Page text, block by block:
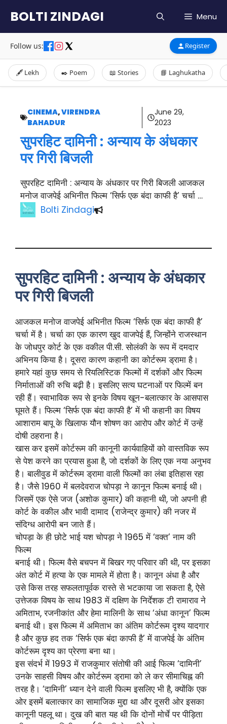
content
BOLTI ZINDAGI Menu
Follow us: Register
🖋️ Lekh ✒️ Poem 📖 Stories 📘 Laghukatha
CINEMA,VIRENDRA
BAHADUR
June 29,
2023
सुपरहिट दामिनी : अन्याय के अंधकार
पर गिरी बिजली
सुपरहिट दामिनी : अन्याय के अंधकार पर गिरी बिजली आजकल
मनोज वाजपेई अभिनीत फिल्म ‘सिर्फ एक बंदा काफी है’ चर्चा …
Bolti Zindagi
सुपरहिट दामिनी : अन्याय के अंधकार
पर गिरी बिजली
आजकल मनोज वाजपेई अभिनीत फिल्म ‘सिर्फ एक बंदा काफी है’
चर्चा में है। चर्चा का एक कारण खुद वाजपेई हैं, जिन्होंने राजस्थान
के जोधपुर कोर्ट के एक वकील पी.सी. सोलंकी के रूप में दमदार
अभिनय किया है। दूसरा कारण कहानी का कोर्टरूम ड्रामा है।
हमारे यहां कुछ समय से रियलिस्टिक फिल्मों में दर्शकों और फिल्म
निर्माताओं की रुचि बढ़ी है। इसलिए सत्य घटनाओं पर फिल्में बन
रही हैं। स्वाभाविक रूप से इनके विषय खून-बलात्कार के आसपास
घूमते हैं। फिल्म ‘सिर्फ एक बंदा काफी है’ में भी कहानी का विषय
आशाराम बापू के खिलाफ यौन शोषण का आरोप और कोर्ट में उन्हें
दोषी ठहराना है।
खास कर इसमें कोर्टरूम की कानूनी कार्यवाहियों को वास्तविक रूप
से पेश करने का प्रयास हुआ है, जो दर्शकों के लिए एक नया अनुभव
है। बालीवुड में कोर्टरूम ड्रामा वाली फिल्मों का लंबा इतिहास रहा
है। जैसे 1960 में बलदेवराज चोपड़ा ने कानून फिल्म बनाई थी।
जिसमें एक ऐसे जज (अशोक कुमार) की कहानी थी, जो अपनी ही
कोर्ट के वकील और भावी दामाद (राजेन्द्र कुमार) की नजर में
संदिग्ध आरोपी बन जाते हैं।
चोपड़ा के ही छोटे भाई यश चोपड़ा ने 1965 में ‘वक्त’ नाम की
फिल्म
बनाई थी। फिल्म वैसे बचपन में बिखर गए परिवार की थी, पर इसका
अंत कोर्ट में हत्या के एक मामले में होता है। कानून अंधा है और
उसे किस तरह सफलतापूर्वक रास्ते से भटकाया जा सकता है, ऐसे
उत्तेजक विषय के साथ 1983 में दक्षिण के निर्देशक टी रामाराव ने
अमिताभ, रजनीकांत और हेमा मालिनी के साथ ‘अंधा कानून’ फिल्म
बनाई थी। इस फिल्म में अमिताभ का अंतिम कोर्टरूम दृश्य यादगार
है और कुछ हद तक ‘सिर्फ एक बंदा काफी है’ में वाजपेई के अंतिम
कोर्टरूम दृश्य का प्रेरणा बना था।
इस संदर्भ में 1993 में राजकुमार संतोषी की आई फिल्म ‘दामिनी’
उनके साहसी विषय और कोर्टरूम ड्रामा को ले कर सीमाचिह्न की
तरह है। ‘दामिनी’ ध्यान देने वाली फिल्म इसलिए भी है, क्योंकि एक
ओर इसमें बलात्कार का सामाजिक मुद्दा था और दूसरी ओर इसका
कानूनी पहलू था। दुख की बात यह थी कि दोनों मोर्चे पर पीड़िता